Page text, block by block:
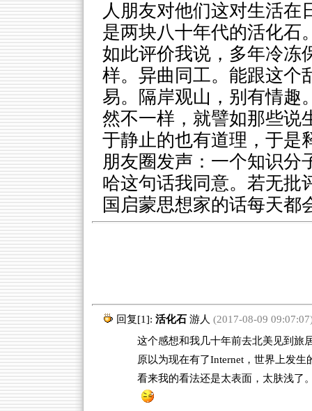
人朋友对他们这对生活在
是两块八十年代的活化石
如此评价我说，多年冷冻
样。异曲同工。能跟这个
易。隔岸观山，别有情趣
然不一样，就譬如那些说
于静止的也有道理，于是
朋友圈发声：一个知识分
哈这句话我同意。若无
国启蒙思想家的话每天都
回复[1]: 活化石 游人 (2017-08-09
这个感想和我几十年前去北美见到旅
原以为现在有了Internet，世界上发
看来我的看法还是太表面，太肤浅了